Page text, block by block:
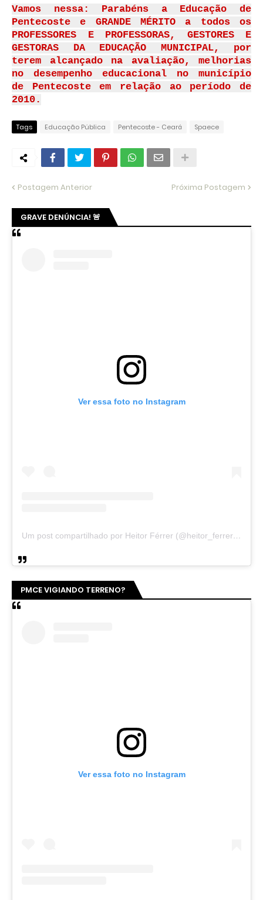
Vamos nessa: Parabéns a Educação de
Pentecoste e GRANDE MÉRITO a todos os
PROFESSORES E PROFESSORAS, GESTORES E
GESTORAS DA EDUCAÇÃO MUNICIPAL, por
terem alcançado na avaliação, melhorias
no desempenho educacional no município
de Pentecoste em relação ao período de
2010.
Tags Educação Pública Pentecoste - Ceará Spaece
Postagem Anterior Próxima Postagem
GRAVE DENÚNCIA! 🚨
Ver essa foto no Instagram
Um post compartilhado por Heitor Férrer (@heitor_ferrer77)
PMCE VIGIANDO TERRENO?
Ver essa foto no Instagram